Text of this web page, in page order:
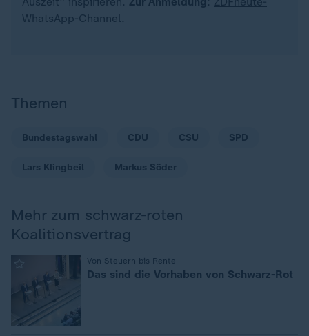
WhatsApp-Channel.
Themen
Bundestagswahl CDU CSU SPD
Lars Klingbeil Markus Söder
Mehr zum schwarz-roten
Koalitionsvertrag
Von Steuern bis Rente
Das sind die Vorhaben von Schwarz-Rot